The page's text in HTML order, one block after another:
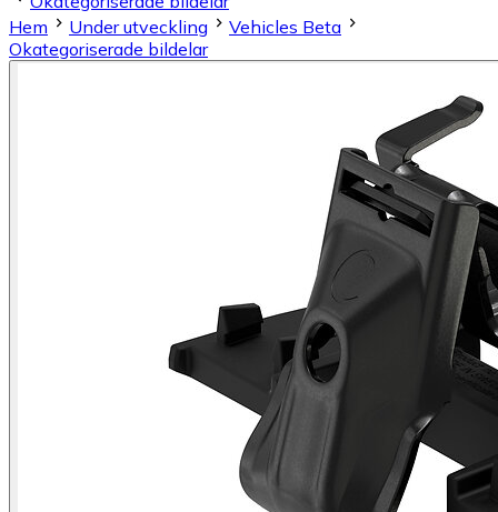
Hem
Under utveckling
Vehicles Beta
Okategoriserade bildelar